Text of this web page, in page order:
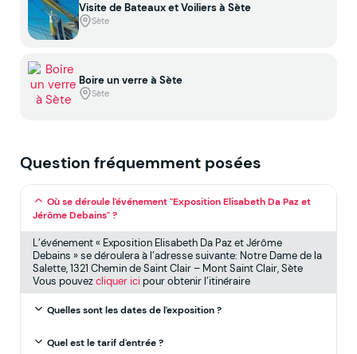
Visite de Bateaux et Voiliers à Sète
Sète
Boire un verre à Sète
Sète
Question fréquemment posées
Où se déroule l'événement "Exposition Elisabeth Da Paz et
Jérôme Debains" ?
L’événement « Exposition Elisabeth Da Paz et Jérôme
Debains » se déroulera à l’adresse suivante: Notre Dame de la
Salette, 1321 Chemin de Saint Clair – Mont Saint Clair, Sète
Vous pouvezcliquer icipour obtenir l’itinéraire
Quelles sont les dates de l'exposition ?
Quel est le tarif d'entrée ?